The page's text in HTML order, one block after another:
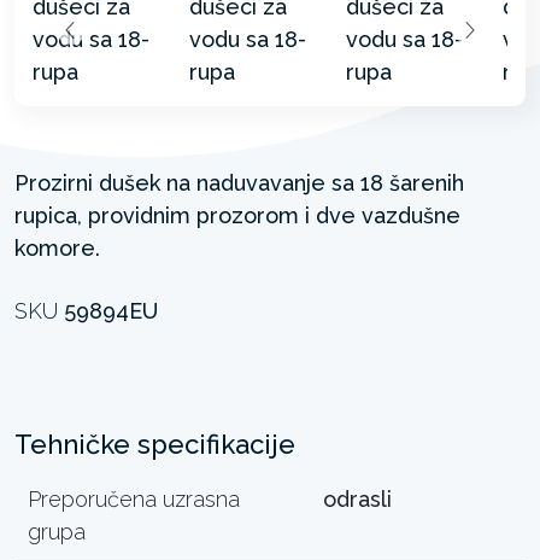
Prozirni dušek na naduvavanje sa 18 šarenih
rupica, providnim prozorom i dve vazdušne
komore.
SKU 59894EU
Tehničke specifikacije
Preporučena uzrasna
grupa
odrasli